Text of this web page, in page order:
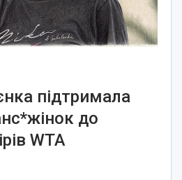
підтримала
до
WTA